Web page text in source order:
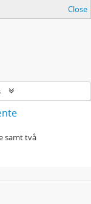
Close
samt två